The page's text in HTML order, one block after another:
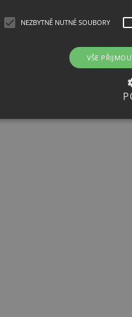
NEZBYTNĚ NUTNÉ SOUBORY
VŠE